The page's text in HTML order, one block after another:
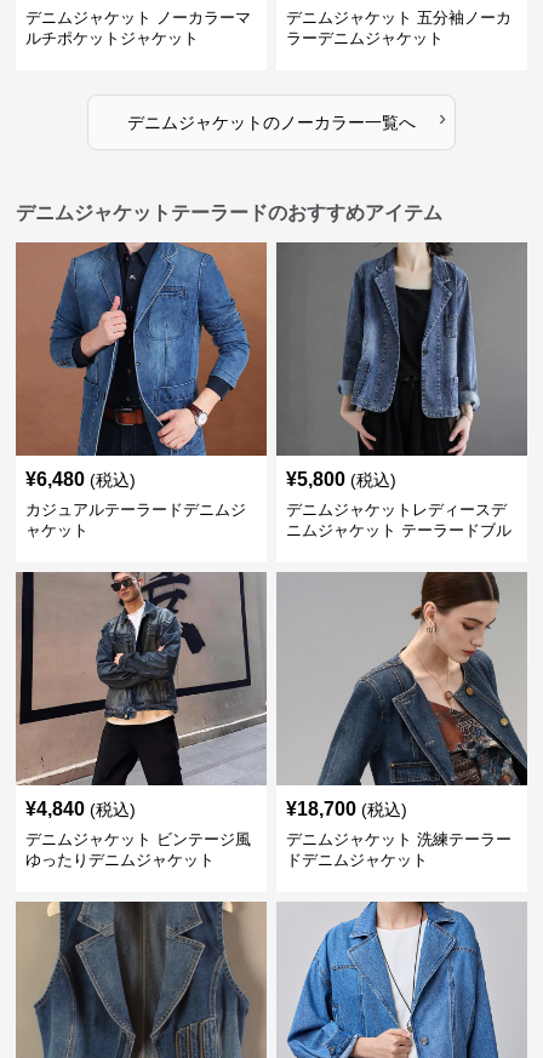
デニムジャケット ノーカラーマ
ルチポケットジャケット
デニムジャケット 五分袖ノーカ
ラーデニムジャケット
デニムジャケットのノーカラー一覧へ ›
デニムジャケットテーラードのおすすめアイテム
¥6,480 (税込)
カジュアルテーラードデニムジ
ャケット
¥5,800 (税込)
デニムジャケットレディースデ
ニムジャケット テーラードブル
¥4,840 (税込)
デニムジャケット ビンテージ風
ゆったりデニムジャケット
¥18,700 (税込)
デニムジャケット 洗練テーラー
ドデニムジャケット